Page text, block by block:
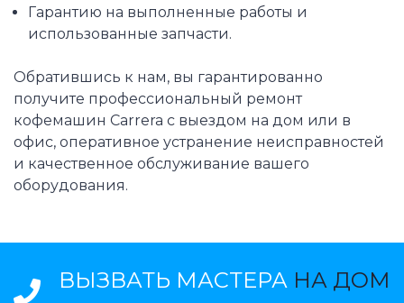
Гарантию на выполненные работы и
использованные запчасти.
Обратившись к нам, вы гарантированно
получите профессиональный ремонт
кофемашин Carrera с выездом на дом или в
офис, оперативное устранение неисправностей
и качественное обслуживание вашего
оборудования.
ВЫЗВАТЬ МАСТЕРА НА ДОМ